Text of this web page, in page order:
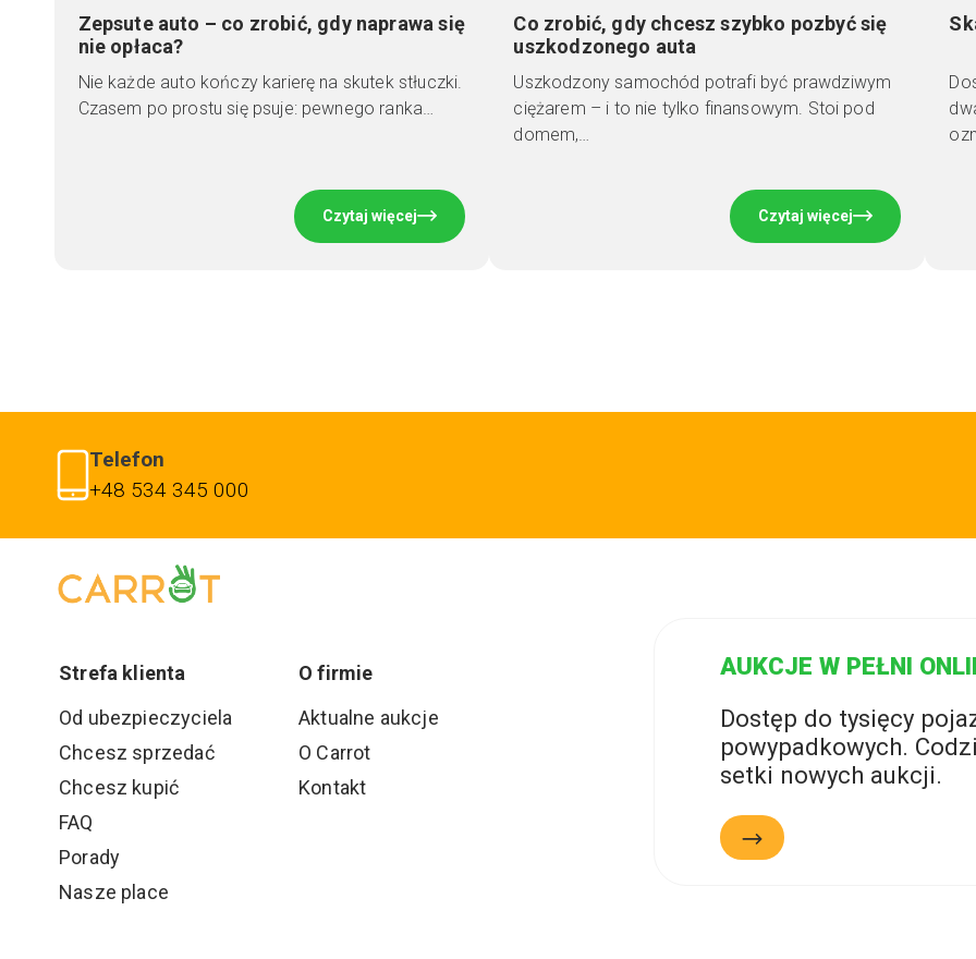
Zepsute auto – co zrobić, gdy naprawa się
nie opłaca?
Nie każde auto kończy karierę na skutek stłuczki.
Czasem po prostu się psuje: pewnego ranka…
Czytaj więcej
Co zrobić, gdy chcesz szybko pozbyć się
uszkodzonego auta
Uszkodzony samochód potrafi być prawdziwym
ciężarem – i to nie tylko finansowym. Stoi pod
domem,…
Czytaj więcej
Telefon
+48 534 345 000
Strefa klienta
O firmie
Od ubezpieczyciela
Chcesz sprzedać
Chcesz kupić
FAQ
Porady
Nasze place
Aktualne aukcje
O Carrot
Kontakt
AUKCJE W PEŁNI
Dostęp do tysięcy
powypadkowych.
setki nowych aukcji.